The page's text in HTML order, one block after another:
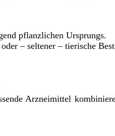
pflanzlichen Ursprungs.
– seltener – tierische
Arzneimittel